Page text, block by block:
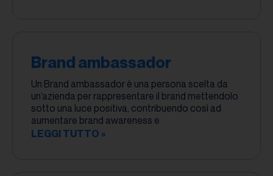
Brand ambassador
Un Brand ambassador è una persona scelta da
un’azienda per rappresentare il brand mettendolo
sotto una luce positiva, contribuendo così ad
aumentare brand awareness e
LEGGI TUTTO »